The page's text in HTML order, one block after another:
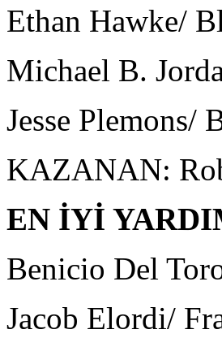
Ethan Hawke/
Michael B.
Jesse Plemons/
KAZANAN:
EN İYİ
Benicio Del
Jacob Elordi/